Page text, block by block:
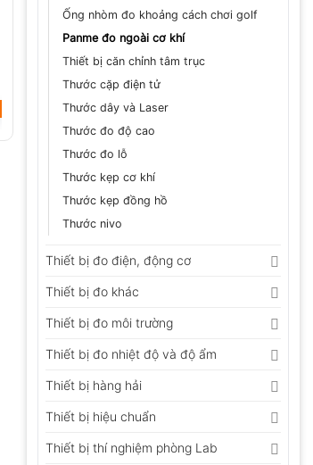
Ống nhòm đo khoảng cách chơi golf
Panme đo ngoài cơ khí
Thiết bị căn chỉnh tâm trục
Thước cặp điện tử
Thước dây và Laser
Thước đo độ cao
Thước đo lỗ
Thước kẹp cơ khí
Thước kẹp đồng hồ
Thước nivo
Thiết bị đo điện, động cơ
Thiết bị đo khác
Thiết bị đo môi trường
Thiết bị đo nhiệt độ và độ ẩm
Thiết bị hàng hải
Thiết bị hiệu chuẩn
Thiết bị thí nghiệm phòng Lab